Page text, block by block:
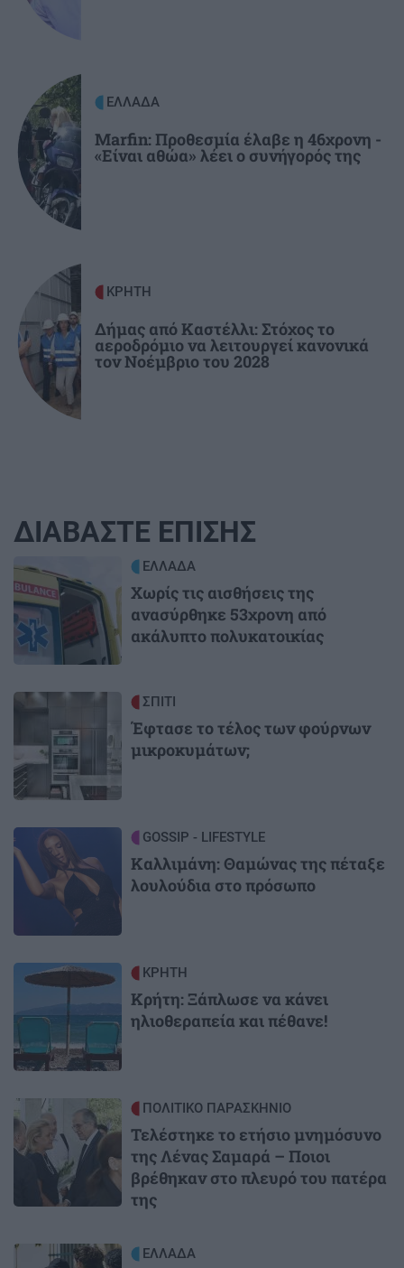
Δολοφονία στην Κυψέλη: «Δεν μπορούμε να το
πιστέψουμε», λένε Αμερικανοί που είχαν
«υιοθετήσει» στη Λέσβο τον Αφγανό
ΕΛΛΑΔΑ
Marfin: Προθεσμία έλαβε η 46χρονη -
«Είναι αθώα» λέει ο συνήγορός της
ΚΡΗΤΗ
Δήμας από Καστέλλι: Στόχος το
αεροδρόμιο να λειτουργεί κανονικά
τον Νοέμβριο του 2028
ΔΙΑΒΑΣΤΕ ΕΠΙΣΗΣ
Image ΕΛΛΑΔΑ
Χωρίς τις αισθήσεις της
ανασύρθηκε 53χρονη από
ακάλυπτο πολυκατοικίας
Image ΣΠΙΤΙ
Έφτασε το τέλος των φούρνων
μικροκυμάτων;
Image GOSSIP - LIFESTYLE
Καλλιμάνη: Θαμώνας της πέταξε
λουλούδια στο πρόσωπο
Image ΚΡΗΤΗ
Κρήτη: Ξάπλωσε να κάνει
ηλιοθεραπεία και πέθανε!
Image ΠΟΛΙΤΙΚΟ ΠΑΡΑΣΚΗΝΙΟ
Τελέστηκε το ετήσιο μνημόσυνο
της Λένας Σαμαρά – Ποιοι
βρέθηκαν στο πλευρό του πατέρα
της
Image ΕΛΛΑΔΑ